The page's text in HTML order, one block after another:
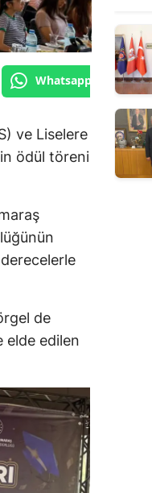
Whatsapp'tan
ve Liselere
ödül töreni
de
elde edilen